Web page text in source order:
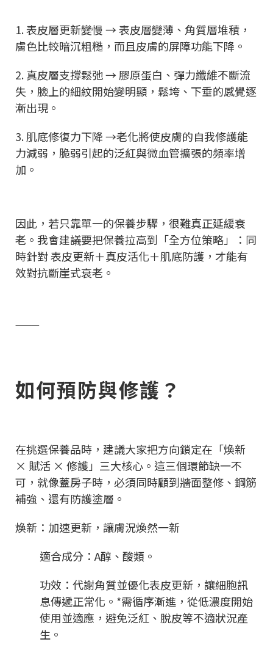
1. 表皮層更新變慢 → 表皮層變薄、角質層堆積，
膚色比較暗沉粗糙，而且皮膚的屏障功能下降。
2. 真皮層支撐鬆弛 → 膠原蛋白、彈力纖維不斷流
失，臉上的細紋開始變明顯，鬆垮、下垂的感覺逐
漸出現。
3. 肌底修復力下降 →老化將使皮膚的自我修護能
力減弱，脆弱引起的泛紅與微血管擴張的頻率增
加。
因此，若只靠單一的保養步驟，很難真正延緩衰
老。我會建議要把保養拉高到「全方位策略」：同
時針對 表皮更新＋真皮活化＋肌底防護，才能有
效對抗斷崖式衰老。
⸻
如何預防與修護？
在挑選保養品時，建議大家把方向鎖定在「煥新
× 賦活 × 修護」三大核心。這三個環節缺一不
可，就像蓋房子時，必須同時顧到牆面整修、鋼筋
補強、還有防護塗層。
煥新：加速更新，讓膚況煥然一新
適合成分：A醇、酸類。
功效：代謝角質並優化表皮更新，讓細胞訊
息傳遞正常化。*需循序漸進，從低濃度開始
使用並適應，避免泛紅、脫皮等不適狀況產
生。